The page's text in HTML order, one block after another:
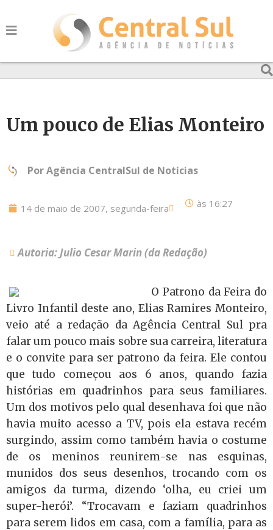
Um pouco de Elias Monteiro
PorAgência CentralSul de Notícias
14 de maio de 2007, segunda-feira às 16:27
Autoria: Julio Cesar Marin (da Redação)
O Patrono da Feira do
Livro Infantil deste ano, Elias Ramires Monteiro,
veio até a redação da Agência Central Sul pra
falar um pouco mais sobre sua carreira, literatura
e o convite para ser patrono da feira. Ele contou
que tudo começou aos 6 anos, quando fazia
histórias em quadrinhos para seus familiares.
Um dos motivos pelo qual desenhava foi que não
havia muito acesso a TV, pois ela estava recém
surgindo, assim como também havia o costume
de os meninos reunirem-se nas esquinas,
munidos dos seus desenhos, trocando com os
amigos da turma, dizendo ‘olha, eu criei um
super-herói’. “Trocavam e faziam quadrinhos
para serem lidos em casa, com a família, para as